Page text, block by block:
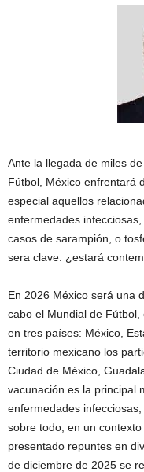
Ante la llegada de miles
Fútbol, México enfrentará
especial aquellos
enfermedades
casos de sarampión, o
sera clave. ¿estará
En 2026 México será una
cabo el Mundial de
en tres países: México,
territorio mexicano los
Ciudad de México,
vacunación es la principal
enfermedades
sobre todo, en un
presentado repuntes en
de diciembre de 2025 se